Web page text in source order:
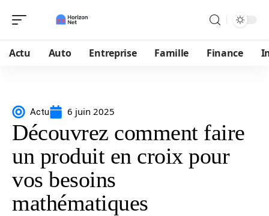
Actu Auto Entreprise Famille Finance
Actu 6 juin 2025
Découvrez comment faire
un produit en croix pour
vos besoins
mathématiques